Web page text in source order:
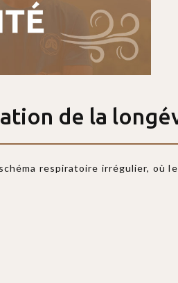
de la
respiratoire irrégulier, où